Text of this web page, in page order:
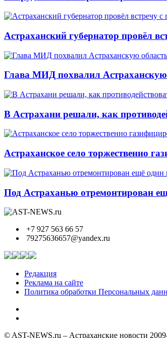
Астраханский губернатор провёл
Глава МИД похвалил Астраханскую
В Астрахани решали, как
Астраханское село торжественно
Под Астраханью отремонтирован
+7 927 563 66 57
79275636657@yandex.ru
Редакция
Реклама на сайте
Политика обработки Персональных
© AST-NEWS.ru – Астраханские новости